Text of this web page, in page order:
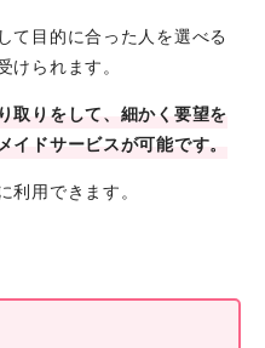
て目的に合った人を選べる
けられます。
取りをして、細かく要望を
イドサービスが可能です。
利用できます。